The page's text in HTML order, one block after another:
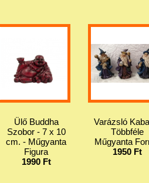
Ülő Buddha
Szobor - 7 x 10
cm. - Műgyanta
Figura
1990 Ft
Varázsló
Többféle
Műgyanta
1950 Ft